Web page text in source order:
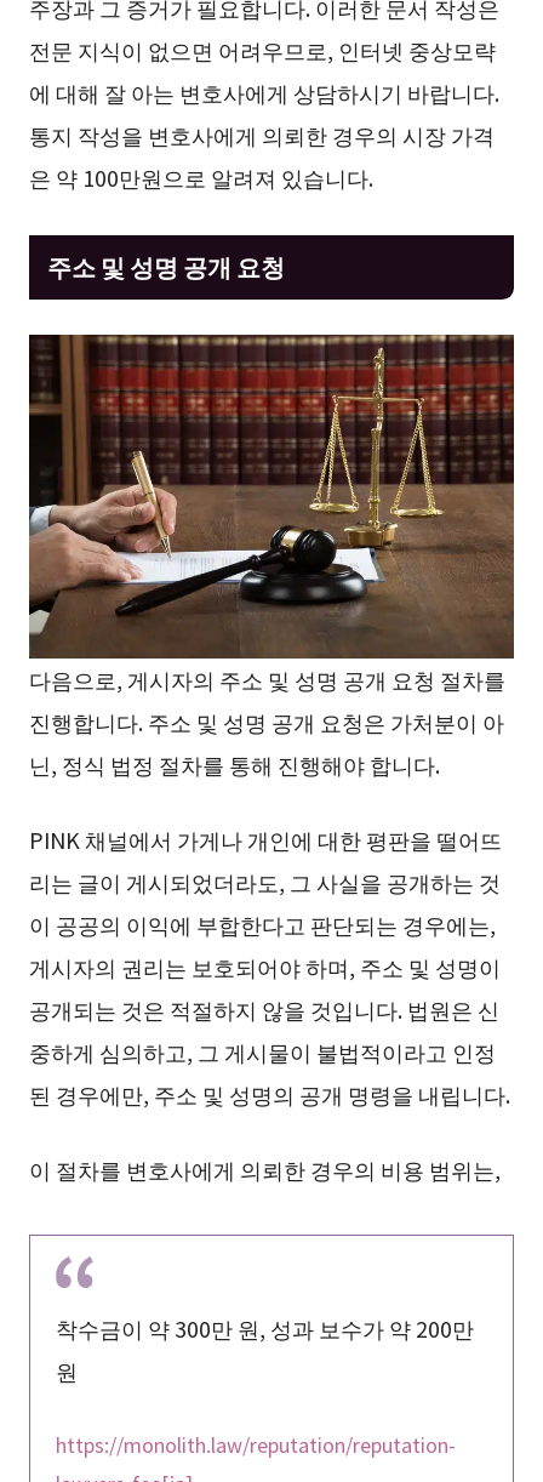
주장과 그 증거가 필요합니다. 이러한 문서 작성은
전문 지식이 없으면 어려우므로, 인터넷 중상모략
에 대해 잘 아는 변호사에게 상담하시기 바랍니다.
통지 작성을 변호사에게 의뢰한 경우의 시장 가격
은 약 100만원으로 알려져 있습니다.
주소 및 성명 공개 요청
다음으로, 게시자의 주소 및 성명 공개 요청 절차를
진행합니다. 주소 및 성명 공개 요청은 가처분이 아
닌, 정식 법정 절차를 통해 진행해야 합니다.
PINK 채널에서 가게나 개인에 대한 평판을 떨어뜨
리는 글이 게시되었더라도, 그 사실을 공개하는 것
이 공공의 이익에 부합한다고 판단되는 경우에는,
게시자의 권리는 보호되어야 하며, 주소 및 성명이
공개되는 것은 적절하지 않을 것입니다. 법원은 신
중하게 심의하고, 그 게시물이 불법적이라고 인정
된 경우에만, 주소 및 성명의 공개 명령을 내립니다.
이 절차를 변호사에게 의뢰한 경우의 비용 범위는,
착수금이 약 300만 원, 성과 보수가 약 200만
원
https://monolith.law/reputation/reputation-